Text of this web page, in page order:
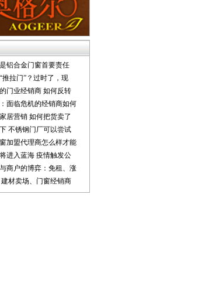
铝合金门窗首要责任
推拉门”？过时了，现
门业经销商 如何反转
面临危机的经销商如何
居营销 如何把货卖了
不锈钢门厂可以尝试
加盟代理商怎么样才能
进入蓝海 疫情触发公
商户的博弈：免租、涨
材卖场、门窗经销商